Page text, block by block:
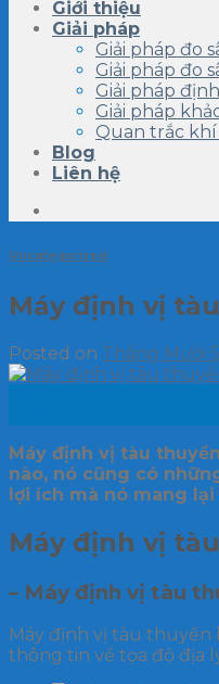
Giới thiệu
Giải pháp
Giải pháp đo
Giải pháp đo
Giải pháp
Giải pháp
Quan trắc
Blog
Liên hệ
Uncategorized
Máy định vị
Posted on Tháng Mười
Máy định vị tàu
nào, nó cũng có
lợi ích mà nó mang
Máy định vị
– Máy định vị tàu
Máy định vị tàu
thông tin về tọa độ địa